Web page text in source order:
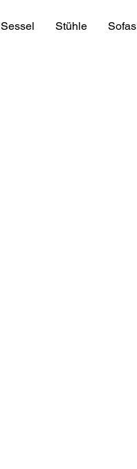
Sessel Stühle Sofas